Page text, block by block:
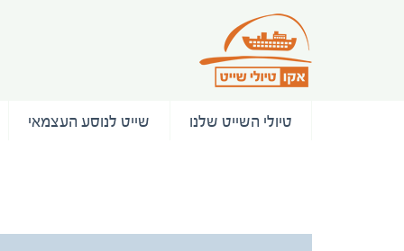
טיולי השייט שלנו שייט לנוסע העצמאי